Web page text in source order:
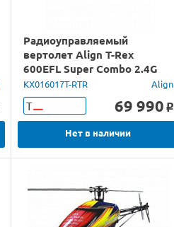
Радиоуправляемый
вертолет Align T-Rex
600EFL Super Combo 2.4G
RTF
KX016017T-RTR Align
Т 69 990 o
Нет в наличии